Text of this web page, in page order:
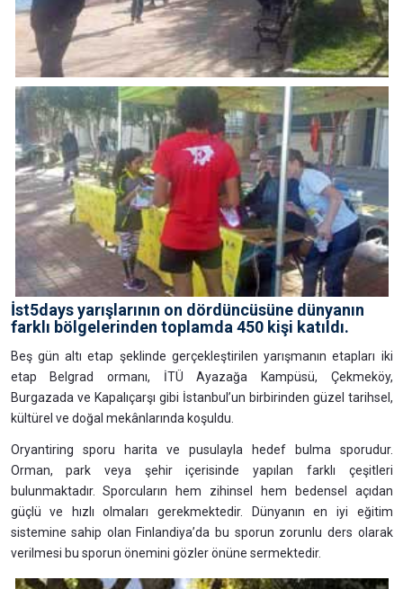
İst5days yarışlarının on dördüncüsüne dünyanın
farklı bölgelerinden toplamda 450 kişi katıldı.
Beş gün altı etap şeklinde gerçekleştirilen yarışmanın etapları iki
etap Belgrad ormanı, İTÜ Ayazağa Kampüsü, Çekmeköy,
Burgazada ve Kapalıçarşı gibi İstanbul’un birbirinden güzel tarihsel,
kültürel ve doğal mekânlarında koşuldu.
Oryantiring sporu harita ve pusulayla hedef bulma sporudur.
Orman, park veya şehir içerisinde yapılan farklı çeşitleri
bulunmaktadır. Sporcuların hem zihinsel hem bedensel açıdan
güçlü ve hızlı olmaları gerekmektedir. Dünyanın en iyi eğitim
sistemine sahip olan Finlandiya’da bu sporun zorunlu ders olarak
verilmesi bu sporun önemini gözler önüne sermektedir.